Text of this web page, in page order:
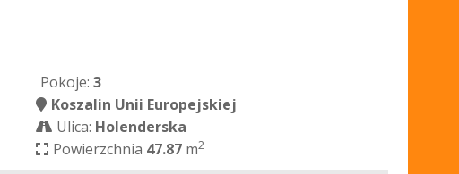
Pokoje: 3
Koszalin Unii Europejskiej
Ulica: Holenderska
Powierzchnia 47.87m2